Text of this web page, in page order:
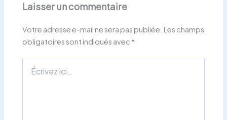
Laisser un commentaire
Votre adresse e-mail ne sera pas publiée. Les champs
obligatoires sont indiqués avec *
ici…